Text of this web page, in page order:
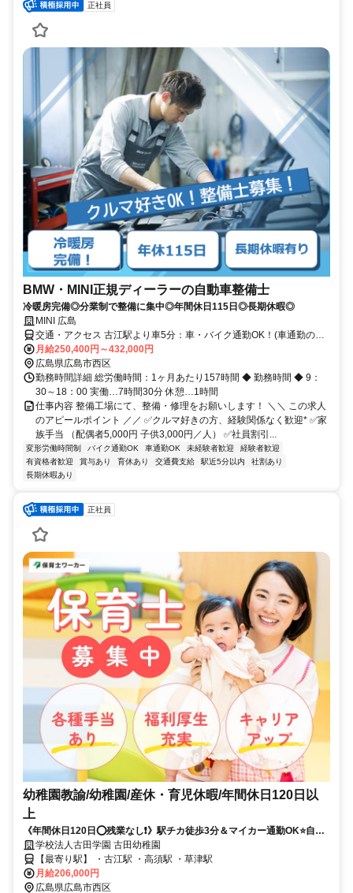
正社員
BMW・MINI正規ディーラーの自動車整備士
冷暖房完備◎分業制で整備に集中◎年間休日115日◎長期休暇◎
MINI 広島
交通・アクセス 古江駅より車5分：車・バイク通勤OK！(車通勤の場
合 駐車場代：月額2000円)
月給250,400円～432,000円
広島県広島市西区
勤務時間詳細 総労働時間：1ヶ月あたり157時間 ◆ 勤務時間 ◆ 9：
30～18：00 実働…7時間30分 休憩…1時間
仕事内容 整備工場にて、整備・修理をお願いします！ ＼＼ この求人
のアピールポイント ／／ ✅クルマ好きの方、経験関係なく歓迎* ✅家
族手当 （配偶者5,000円 子供3,000円／人） ✅社員割引...
変形労働時間制 バイク通勤OK 車通勤OK 未経験者歓迎
経験者歓迎
有資格者歓迎
賞与あり 育休あり 交通費支給 駅近5分以内
社割あり
長期休暇あり
正社員
幼稚園教諭/幼稚園/産休・育児休暇/年間休日120日以
上
《年間休日120日⭕残業なし❗️》駅チカ徒歩3分＆マイカー通勤OK⭐自然
豊かな環境にある幼稚園✨
学校法人古田学園 古田幼稚園
【最寄り駅】 ・古江駅 ・高須駅 ・草津駅
月給206,000円
広島県広島市西区